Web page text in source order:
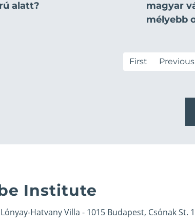
alatt?
magyar
mélyebb
First Previous
Institute
Lónyay-Hatvany Villa - 1015 Budapest, Csónak St.